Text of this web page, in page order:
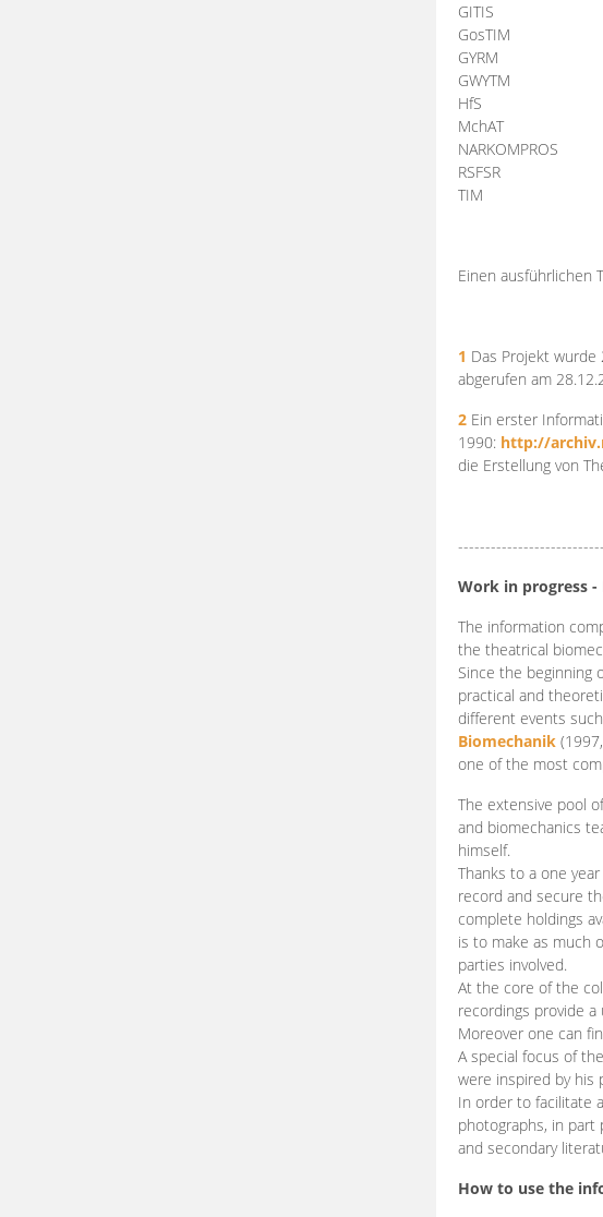
GITIS
GosTIM
GYRM
GWYTM
HfS
MchAT
NARKOMPROS
RSFSR
TIM
Einen ausführlichen
1 Das Projekt
abgerufen am
2 Ein erster
1990: http://
die Erstellung von
Work in progress
The information
the theatrical
Since the beginning
practical and
different events
Biomechanik
one of the most
The extensive pool
and biomechanics
himself.
Thanks to a one
record and secure
complete holdings
is to make as much
parties involved.
At the core of the
recordings provide
Moreover one can
A special focus of
were inspired by his
In order to facilitate
photographs, in part
and secondary
How to use the